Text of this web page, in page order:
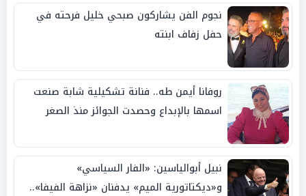
نجوم الفن يشاركون صبحي خليل فرحته في
حفل زفاف ابنته
روفانا أيمن طه.. فنانة تشكيلية شابة صنعت
اسمها بالإبداع وحصدت الجوائز منذ الصغر
نبيل أبوالياسين: «الفار السياسي»
و«ديكتاتورية الميم» يدفنان «نزاهة الفيفا»..